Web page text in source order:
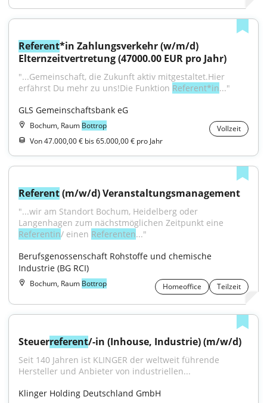
Referent*in Zahlungsverkehr (w/m/d)
Elternzeitvertretung (47000.00 EUR pro Jahr)
"...Gemeinschaft, die Zukunft aktiv mitgestaltet.Hier
erfährst Du mehr zu uns!Die Funktion Referent*in..."
GLS Gemeinschaftsbank eG
Bochum, Raum Bottrop
Vollzeit
Von 47.000,00 € bis 65.000,00 € pro Jahr
Referent (m/w/d) Veranstaltungsmanagement
"...wir am Standort Bochum, Heidelberg oder
Referentin/ einen Referenten..."
Berufsgenossenschaft Rohstoffe und chemische
Industrie (BG RCI)
Bochum, Raum Bottrop Homeoffice Teilzeit
Steuerreferent/-in (Inhouse, Industrie) (m/w/d)
Seit 140 Jahren ist KLINGER der weltweit führende
Hersteller und Anbieter von industriellen...
Klinger Holding Deutschland GmbH